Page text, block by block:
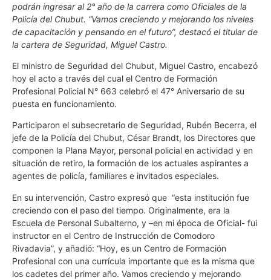
podrán ingresar al 2° año de la carrera como Oficiales de la
Policía del Chubut. “Vamos creciendo y mejorando los niveles
de capacitación y pensando en el futuro”, destacó el titular de
la cartera de Seguridad, Miguel Castro.
El ministro de Seguridad del Chubut, Miguel Castro, encabezó
hoy el acto a través del cual el Centro de Formación
Profesional Policial N° 663 celebró el 47° Aniversario de su
puesta en funcionamiento.
Participaron el subsecretario de Seguridad, Rubén Becerra, el
jefe de la Policía del Chubut, César Brandt, los Directores que
componen la Plana Mayor, personal policial en actividad y en
situación de retiro, la formación de los actuales aspirantes a
agentes de policía, familiares e invitados especiales.
En su intervención, Castro expresó que “esta institución fue
creciendo con el paso del tiempo. Originalmente, era la
Escuela de Personal Subalterno, y –en mi época de Oficial- fui
instructor en el Centro de Instrucción de Comodoro
Rivadavia”, y añadió: “Hoy, es un Centro de Formación
Profesional con una currícula importante que es la misma que
los cadetes del primer año. Vamos creciendo y mejorando